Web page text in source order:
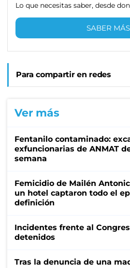
Lo que necesitas saber, desde
SABER MÁS
Para compartir en redes
Ver más
Fentanilo contaminado:
exfuncionarias de ANMAT
semana
Femicidio de Mailén
un hotel captaron todo el
definición
Incidentes frente al
detenidos
Tras la denuncia de una